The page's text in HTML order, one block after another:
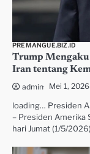
PREMANGUE.BIZ.ID
Trump Mengaku
Iran tentang
admin Mei 1, 2026
loading… Presiden
– Presiden Amerika
hari Jumat (1/5/